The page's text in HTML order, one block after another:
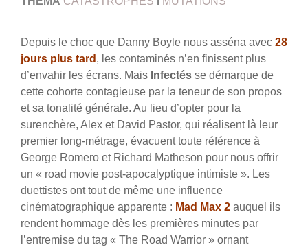
Depuis le choc que Danny Boyle nous asséna avec 28
jours plus tard , les contaminés n’en finissent plus
d’envahir les écrans. Mais Infectés se démarque de
cette cohorte contagieuse par la teneur de son propos
et sa tonalité générale. Au lieu d’opter pour la
surenchère, Alex et David Pastor, qui réalisent là leur
premier long-métrage, évacuent toute référence à
George Romero et Richard Matheson pour nous offrir
un « road movie post-apocalyptique intimiste ». Les
duettistes ont tout de même une influence
cinématographique apparente : Mad Max 2 auquel ils
rendent hommage dès les premières minutes par
l’entremise du tag « The Road Warrior » ornant